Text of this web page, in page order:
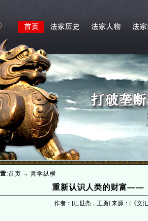
:首页 → 哲学纵横
重新认识人类的财富——
作者：[江世亮，王勇] 来源：[《文